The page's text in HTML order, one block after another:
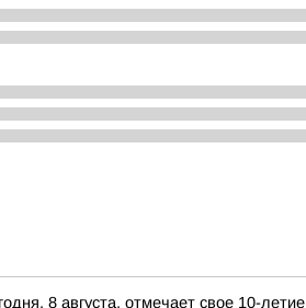
8 августа, отмечает свое 10-летие